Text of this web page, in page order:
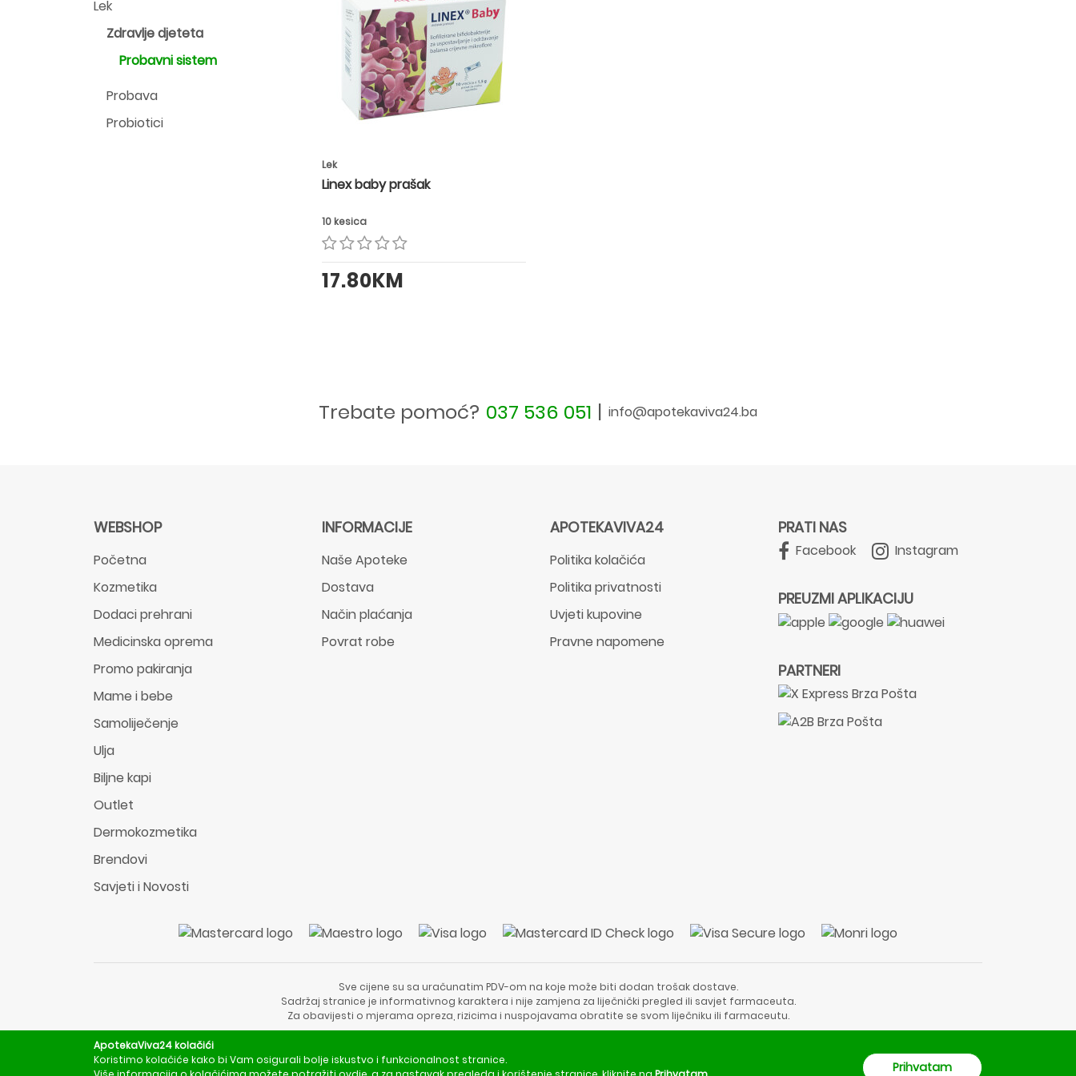
Lek
Zdravlje djeteta
Probavni sistem
Probava
Probiotici
Lek
Linex baby prašak
10 kesica
17.80KM
Trebate pomoć? 037 536 051 | info@apotekaviva24.ba
WEBSHOP
Početna
Kozmetika
Dodaci prehrani
Medicinska oprema
Promo pakiranja
Mame i bebe
Samoliječenje
Ulja
Biljne kapi
Outlet
Dermokozmetika
Brendovi
Savjeti i Novosti
INFORMACIJE
Naše Apoteke
Dostava
Način plaćanja
Povrat robe
APOTEKAVIVA24
Politika kolačića
Politika privatnosti
Uvjeti kupovine
Pravne napomene
PRATI NAS
Facebook Instagram
PREUZMI APLIKACIJU
PARTNERI
Sve cijene su sa uračunatim PDV-om na koje može biti dodan trošak dostave.
Sadržaj stranice je informativnog karaktera i nije zamjena za liječnički pregled ili savjet farmaceuta.
Za obavijesti o mjerama opreza, rizicima i nuspojavama obratite se svom liječniku ili farmaceutu.
ApotekaViva24 kolačići
Koristimo kolačiće kako bi Vam osigurali bolje iskustvo i funkcionalnost stranice.
Prihvatam